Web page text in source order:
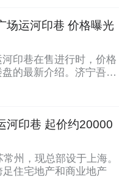
场运河印巷 价格曝光
印巷在售进行时，价格
的最新介绍。济宁吾悦
河印巷 起价约20000
州，现总部设于上海。
住宅地产和商业地产